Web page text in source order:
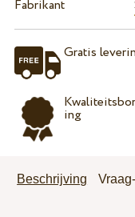
Fabrikant
Gratis
ing
Beschrijving